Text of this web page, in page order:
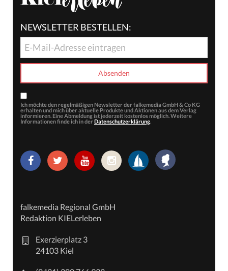
NEWSLETTER BESTELLEN:
Ich möchte den regelmäßigen Newsletter der falkemedia GmbH & Co KG
erhalten und mich über aktuelle Produkte und Aktionen aus dem Verlag
informieren. Eine Abmeldung ist jederzeit kostenlos möglich. Weitere
Informationen finde ich in der Datenschutzerklärung.
falkemedia Regional GmbH
Redaktion KIELerleben
Exerzierplatz 3
24103 Kiel